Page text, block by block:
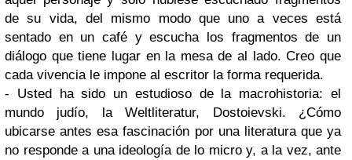
de su vida, del mismo modo que uno a veces está
sentado en un café y escucha los fragmentos de un
diálogo que tiene lugar en la mesa de al lado. Creo que
cada vivencia le impone al escritor la forma requerida.
- Usted ha sido un estudioso de la macrohistoria: el
mundo judío, la Weltliteratur, Dostoievski. ¿Cómo
ubicarse antes esa fascinación por una literatura que ya
no responde a una ideología de lo micro y, a la vez, ante